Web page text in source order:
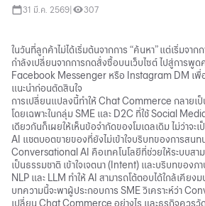
31 มี.ค. 2569 307
ในวันที่ลูกค้าไม่ได้เริ่มต้นจากการ “ค้นหา” แต่เริ่มจา
กำลังเปลี่ยนจากการกดสั่งซื้อบนเว็บไซต์ ไปสู่การพู
Facebook Messenger หรือ Instagram DM เพื่
แนะนำก่อนตัดสินใจ
การเปลี่ยนแปลงนี้ทำให้ Chat Commerce กลายเ
โดยเฉพาะในกลุ่ม SME และ D2C ที่ใช้ Social
เดียวกันก็เผยให้เห็นข้อจำกัดของโมเดลเดิม ไม่ว่าจะ
AI แชตบอตขายของที่ยังไม่เข้าใจบริบทของการสนท
Conversational AI คือเทคโนโลยีที่ช่วยให้ระบบสา
เป็นธรรมชาติ เข้าใจเจตนา (Intent) และบริบทของภ
NLP และ LLM ทำให้ AI สามารถโต้ตอบได้ใกล้เคียง
บทความนี้จะพาผู้ประกอบการ SME วิเคราะห์ว่า
เปลี่ยน Chat Commerce อย่างไร และธุรกิจควรวัด